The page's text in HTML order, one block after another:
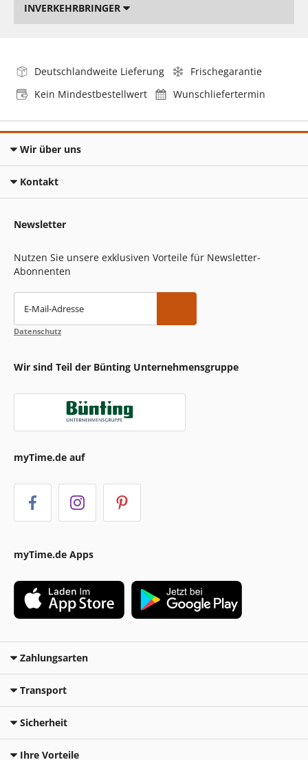
INVERKEHRBRINGER
Deutschlandweite Lieferung
Frischegarantie
Kein Mindestbestellwert
Wunschliefertermin
Wir über uns
Kontakt
Newsletter
Nutzen Sie unsere exklusiven Vorteile für Newsletter-
Abonnenten
E-Mail-Adresse
Datenschutz
Wir sind Teil der Bünting Unternehmensgruppe
myTime.de auf
myTime.de Apps
Zahlungsarten
Transport
Sicherheit
Ihre Vorteile